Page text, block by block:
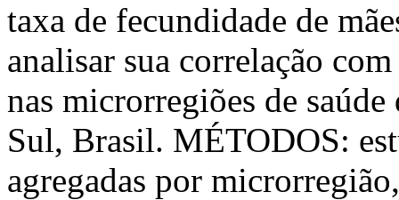
taxa de fecundidade de
analisar sua correlação
nas microrregiões de
Sul, Brasil. MÉTODOS:
agregadas por